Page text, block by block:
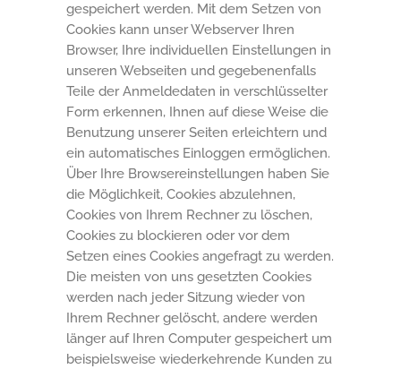
gespeichert werden. Mit dem Setzen von
Cookies kann unser Webserver Ihren
Browser, Ihre individuellen Einstellungen in
unseren Webseiten und gegebenenfalls
Teile der Anmeldedaten in verschlüsselter
Form erkennen, Ihnen auf diese Weise die
Benutzung unserer Seiten erleichtern und
ein automatisches Einloggen ermöglichen.
Über Ihre Browsereinstellungen haben Sie
die Möglichkeit, Cookies abzulehnen,
Cookies von Ihrem Rechner zu löschen,
Cookies zu blockieren oder vor dem
Setzen eines Cookies angefragt zu werden.
Die meisten von uns gesetzten Cookies
werden nach jeder Sitzung wieder von
Ihrem Rechner gelöscht, andere werden
länger auf Ihren Computer gespeichert um
beispielsweise wiederkehrende Kunden zu